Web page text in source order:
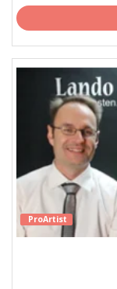
ProArtist